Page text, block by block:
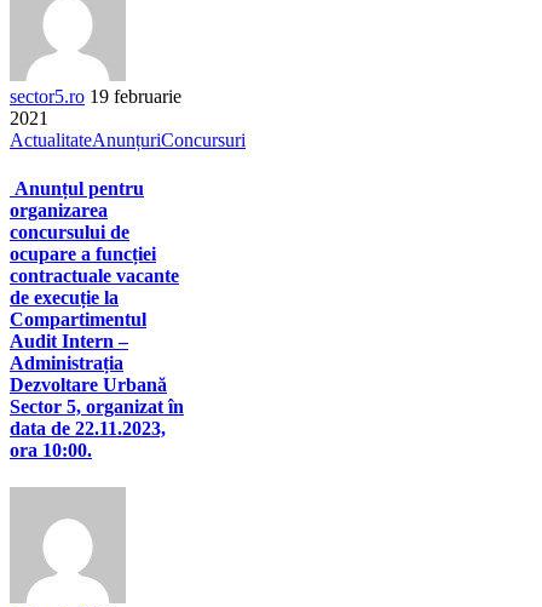
sector5.ro 19 februarie
2021
ActualitateAnunțuriConcursuri
Anunțul pentru
organizarea
concursului de
ocupare a funcției
contractuale vacante
de execuție la
Compartimentul
Audit Intern –
Administrația
Dezvoltare Urbană
Sector 5, organizat în
data de 22.11.2023,
ora 10:00.